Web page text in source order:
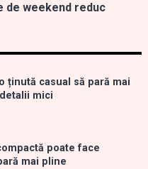
de weekend reduc
ținută casual să pară mai
mici
poate face
mai pline